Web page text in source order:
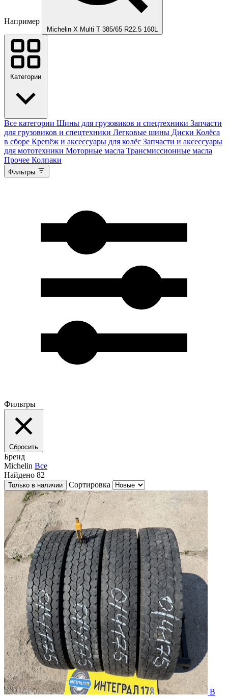
Например
Michelin X Multi T 385/65 R22.5 160L
Категории
Все категории Шины для грузовиков и спецтехники Запчасти
для грузовиков и спецтехники Легковые шины Диски Колёса
в сборе Крепёж и аксессуары для колёс Запчасти и аксессуары
для мототехники Моторные масла Трансмиссионные масла
Прочее Колпаки
Фильтры
Фильтры
Сбросить
Бренд
Michelin Все
Найдено 82
Только в наличии Сортировка
В